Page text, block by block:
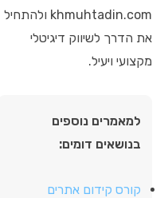
khmuhtadin.com ולהתחיל
את הדרך לשיווק דיגיטלי
מקצועי ויעיל.
למאמרים נוספים
בנושאים דומים:
קורס קידום אתרים